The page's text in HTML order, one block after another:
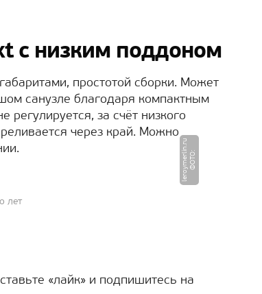
с низким поддоном
простотой сборки. Может
санузле благодаря компактным
за счёт низкого
через край. Можно
Ф
О
Т
О
:
l
e
r
o
y
m
e
r
li
n.
r
u
лет
«лайк» и подпишитесь на